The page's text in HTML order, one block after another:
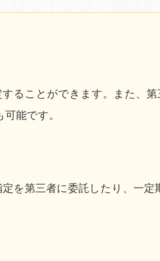
ることができます。また、第
能です。
を第三者に委託したり、一定